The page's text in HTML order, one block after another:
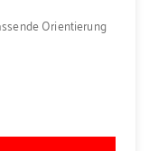
Orientierung